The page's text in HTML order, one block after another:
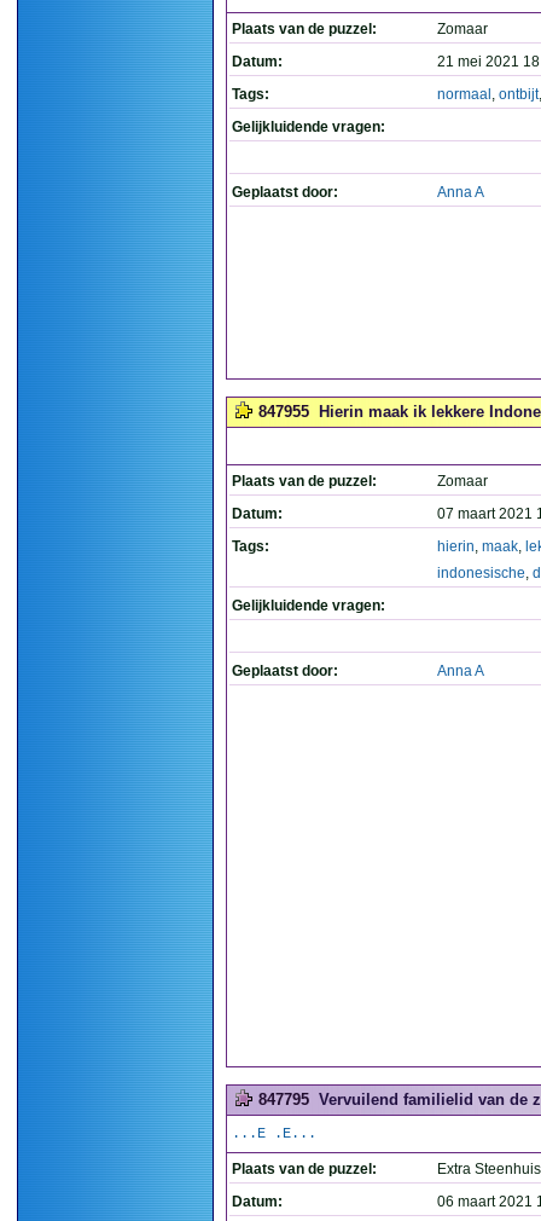
Plaats van de puzzel:
Zomaar
Datum:
21 mei 2021
Tags:
normaal , ontbijt
Gelijkluidende vragen:
Geplaatst door: Anna A
847955 Hierin maak ik lekkere
Plaats van de puzzel:
Zomaar
Datum:
07 maart 2021
Tags:
hierin, maak,
indonesische,
Gelijkluidende vragen:
Geplaatst door: Anna A
847795 Vervuilend familielid van de
...E .E...
Plaats van de puzzel:
Extra
Datum:
06 maart 2021